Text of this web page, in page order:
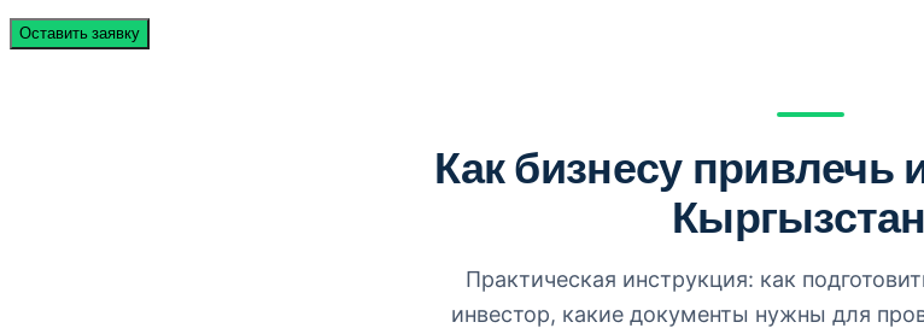
Оставить заявку
Как бизнесу привлечь
Практическая инструкция: как
инвестор, какие документы нужны для